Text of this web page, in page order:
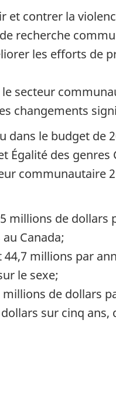
et contrer la
recherche
les efforts de
secteur
changements
dans le budget de
Égalité des genres
communautaire
millions de dollars
Canada;
millions par
le sexe;
de dollars
sur cinq ans,